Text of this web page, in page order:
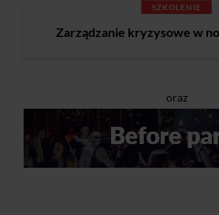
SZKOLENIE
Zarządzanie kryzysowe w
oraz